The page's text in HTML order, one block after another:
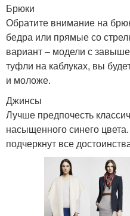
Брюки
Обратите внимание на
бедра или прямые со
вариант – модели с
туфли на каблуках, вы
и моложе.
Джинсы
Лучше предпочесть
насыщенного синего
подчеркнут все